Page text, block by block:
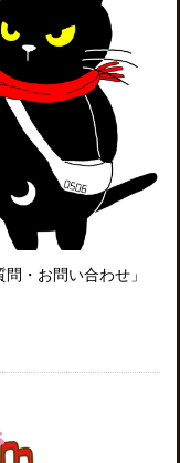
・お問い合わせ」